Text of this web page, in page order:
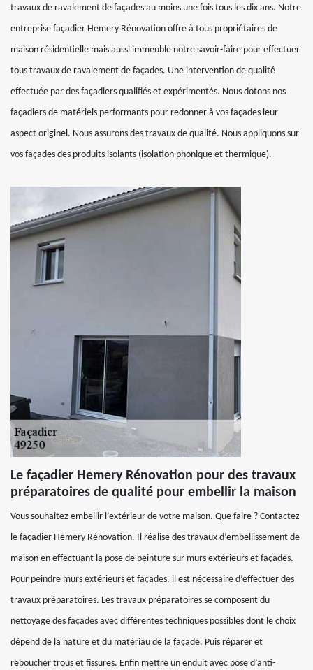
travaux de ravalement de façades au moins une fois tous les dix ans. Notre
entreprise façadier Hemery Rénovation offre à tous propriétaires de
maison résidentielle mais aussi immeuble notre savoir-faire pour effectuer
tous travaux de ravalement de façades. Une intervention de qualité
effectuée par des façadiers qualifiés et expérimentés. Nous dotons nos
façadiers de matériels performants pour redonner à vos façades leur
aspect originel. Nous assurons des travaux de qualité. Nous appliquons sur
vos façades des produits isolants (isolation phonique et thermique).
Le façadier Hemery Rénovation pour des travaux
préparatoires de qualité pour embellir la maison
Vous souhaitez embellir l’extérieur de votre maison. Que faire ? Contactez
le façadier Hemery Rénovation. Il réalise des travaux d’embellissement de
maison en effectuant la pose de peinture sur murs extérieurs et façades.
Pour peindre murs extérieurs et façades, il est nécessaire d’effectuer des
travaux préparatoires. Les travaux préparatoires se composent du
nettoyage des façades avec différentes techniques possibles dont le choix
dépend de la nature et du matériau de la façade. Puis réparer et
reboucher trous et fissures. Enfin mettre un enduit avec pose d’anti-